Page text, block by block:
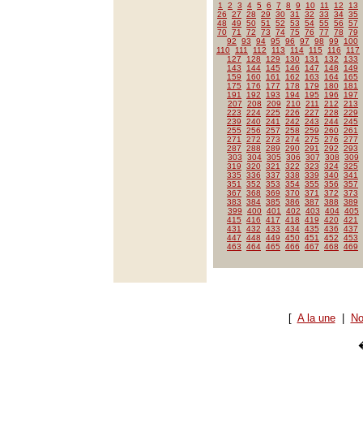
1 2 3 4 5 6 7 8 9 10 11 12
13
26
27 28 29 30 31 32 33 34 35
48
49 50 51 52 53 54 55 56
57
70 71 72 73 74 75 76 77 78
79
92
93 94 95 96 97 98 99
100
110
111 112 113 114 115 116
117
127
128 129 130 131 132
133
143
144 145 146 147 148
149
159
160 161 162 163 164
165
175
176 177 178 179 180
181
191
192 193 194 195 196
197
207
208 209 210 211 212
213
223
224 225 226 227 228
229
239
240 241 242 243 244 245
255
256 257 258 259 260 261
271
272 273 274 275 276
277
287
288 289 290 291 292
293
303
304 305 306 307 308
309
319
320 321 322 323 324 325
335
336 337 338 339 340 341
351
352 353 354 355 356
357
367
368 369 370 371 372
373
383
384 385 386 387 388
389
399
400 401 402 403 404 405
415
416 417 418 419 420 421
431
432 433 434 435 436
437
447
448 449 450 451 452
453
463
464 465 466 467 468 469
[ A la une|